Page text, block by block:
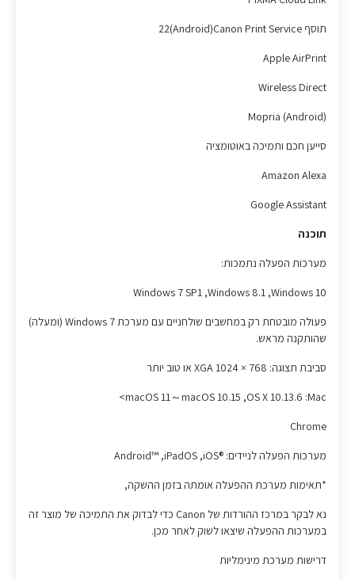
תוסף Canon Print Service‏(Android)‏22
Apple AirPrint
Wireless Direct
Mopria (Android)
סייען חכם ותמיכה באוטומציה
Amazon Alexa
Google Assistant
תוכנה
מערכות הפעלה נתמכות:
Windows 10‏, Windows 8.1‏, Windows 7 SP1
פעולה מובטחת רק במחשבים שולחניים עם מערכת Windows 7 (ומעלה)
שהותקנה מראש.
סביבת תצוגה: ‏XGA 1024 × 768‏ או טוב יותר
‎Mac‏: OS X 10.13.6‏, ‎macOS 10.15‎‏～macOS 11>
Chrome
מערכות הפעלה לניידים: iOS®‎‏, iPadOS‏, Android™‎‏
*תאימות מערכת ההפעלה אומתה בזמן ההשקה,
נא לבקר במרכז ההורדות של Canon כדי לבדוק את התמיכה של מוצר זה
במערכות ההפעלה שיצאו לשוק לאחר מכן.
דרישות מערכת מינימליות